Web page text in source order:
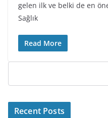
gelen ilk ve belki de en
Sağlık
Read More
Recent Posts